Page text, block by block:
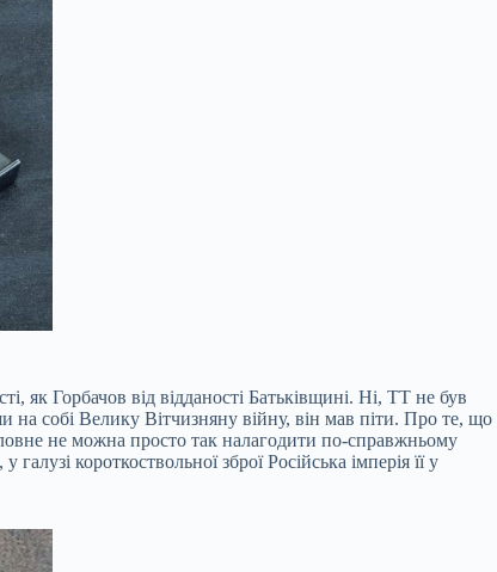
як Горбачов від відданості Батьківщині. Ні, ТТ не був
на собі Велику Вітчизняну війну, він мав піти. Про те, що
не можна просто так налагодити по-справжньому
короткоствольної зброї Російська імперія її у